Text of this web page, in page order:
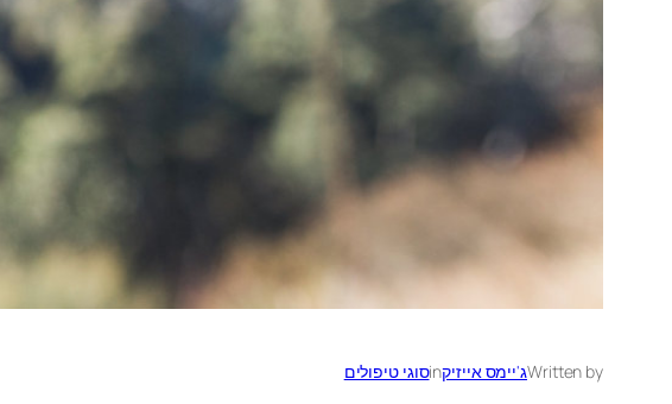
Written byג'יימס אייזיקinסוגי טיפולים